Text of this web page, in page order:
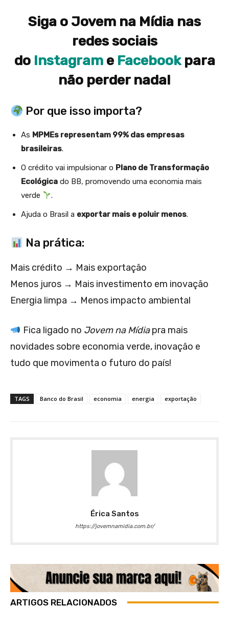
Siga o Jovem na Mídia nas
redes sociais
do Instagram e Facebookpara
não perder nada!
Por que isso importa?
As MPMEs representam 99% das empresas
brasileiras.
O crédito vai impulsionar o Plano de Transformação
Ecológica do BB, promovendo uma economia mais
verde
.
Ajuda o Brasil a exportar mais e poluir menos.
Na prática:
Mais crédito → Mais exportação
Menos juros → Mais investimento em inovação
Energia limpa → Menos impacto ambiental
Fica ligado no Jovem na Mídiapra mais
novidades sobre economia verde, inovação e
tudo que movimenta o futuro do país!
TAGS Banco do Brasil economia energia exportação
Érica Santos
https://jovemnamidia.com.br/
ARTIGOS RELACIONADOS